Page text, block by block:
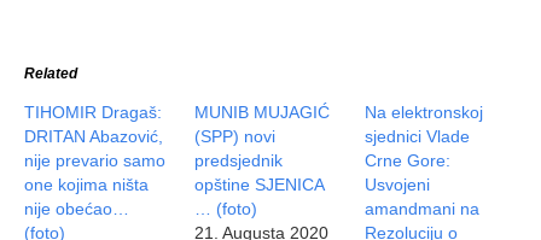
Related
TIHOMIR Dragaš:
DRITAN Abazović,
nije prevario samo
one kojima ništa
nije obećao…
(foto)
MUNIB MUJAGIĆ
(SPP) novi
predsjednik
opštine SJENICA
… (foto)
21. Augusta 2020
Na elektronskoj
sjednici Vlade
Crne Gore:
Usvojeni
amandmani na
Rezoluciju o